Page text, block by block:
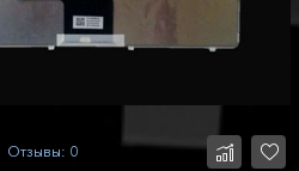
Отзывы: 0